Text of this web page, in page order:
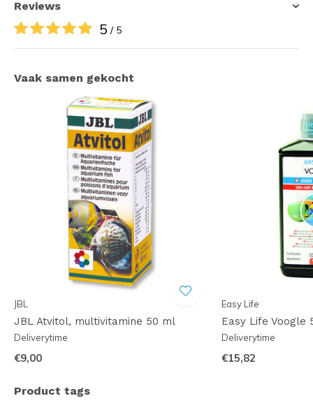
Reviews
5 / 5
Vaak samen gekocht
JBL
JBL Atvitol, multivitamine 50 ml
Deliverytime
€9,00
Easy Life
Easy Life Voogle
Deliverytime
€15,82
Product tags